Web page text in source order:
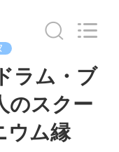
ラム・ブ
のスクー
ウム縁